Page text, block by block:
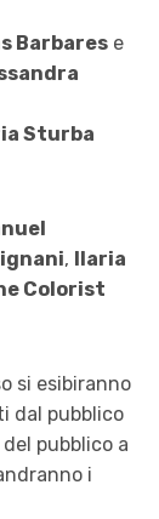
Barbares e
Sturba
,
Ilaria
Colorist
si esibiranno
dal pubblico
pubblico a
i